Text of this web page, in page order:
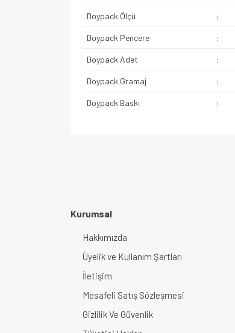
Doypack Ölçü :
Doypack Pencere :
Doypack Adet :
Doypack Gramaj :
Doypack Baskı :
Kurumsal
Hakkımızda
Üyelik ve Kullanım Şartları
İletişim
Mesafeli Satış Sözleşmesi
Gizlilik Ve Güvenlik